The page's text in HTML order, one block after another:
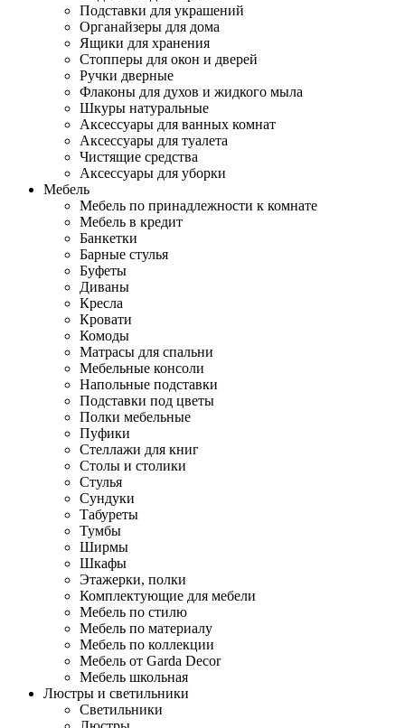
Подставки для украшений
Органайзеры для дома
Ящики для хранения
Стопперы для окон и дверей
Ручки дверные
Флаконы для духов и жидкого мыла
Шкуры натуральные
Аксессуары для ванных комнат
Аксессуары для туалета
Чистящие средства
Аксессуары для уборки
Мебель
Мебель по принадлежности к комнате
Мебель в кредит
Банкетки
Барные стулья
Буфеты
Диваны
Кресла
Кровати
Комоды
Матрасы для спальни
Мебельные консоли
Напольные подставки
Подставки под цветы
Полки мебельные
Пуфики
Стеллажи для книг
Столы и столики
Стулья
Сундуки
Табуреты
Тумбы
Ширмы
Шкафы
Этажерки, полки
Комплектующие для мебели
Мебель по стилю
Мебель по материалу
Мебель по коллекции
Мебель от Garda Decor
Мебель школьная
Люстры и светильники
Светильники